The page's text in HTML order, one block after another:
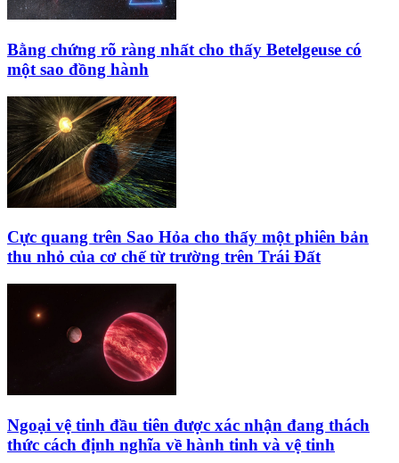
Bằng chứng rõ ràng nhất cho thấy Betelgeuse có
một sao đồng hành
Cực quang trên Sao Hỏa cho thấy một phiên bản
thu nhỏ của cơ chế từ trường trên Trái Đất
Ngoại vệ tinh đầu tiên được xác nhận đang thách
thức cách định nghĩa về hành tinh và vệ tinh